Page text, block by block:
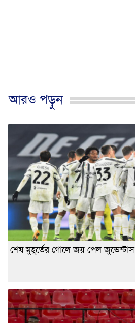
আরও পড়ুন
শেষ মুহূর্তের গোলে জয় পেল জুভেন্টাস